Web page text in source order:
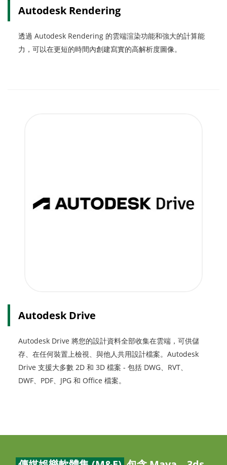
Autodesk Rendering
透過 Autodesk Rendering 的雲端渲染功能和強大的計算能
力，可以在更短的時間內創建寫實的高解析度圖像。
Autodesk Drive
Autodesk Drive 將您的設計資料全部收集在雲端，可供儲
存、在任何裝置上檢視、與他人共用設計檔案。Autodesk
Drive 支援大多數 2D 和 3D 檔案 - 包括 DWG、RVT、
DWF、PDF、JPG 和 Office 檔案。